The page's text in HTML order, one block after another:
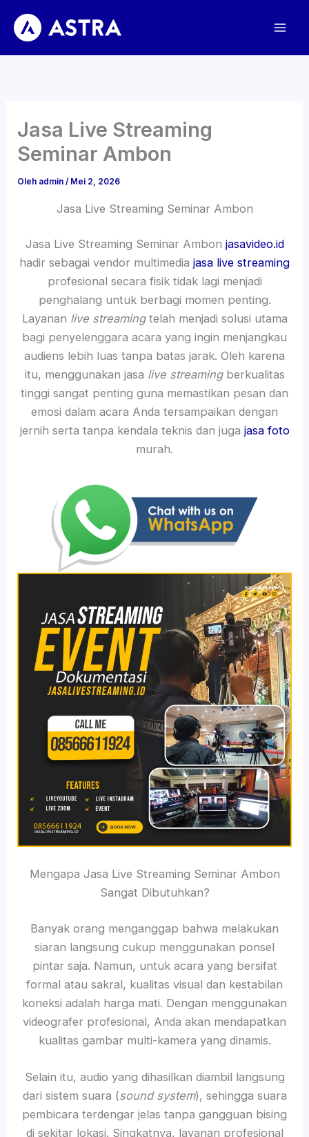
konten
Jasa Live Streaming
Seminar Ambon
Oleh admin/ Mei 2, 2026
Jasa Live Streaming Seminar Ambon
Jasa Live Streaming Seminar Ambon jasavideo.id
hadir sebagai vendor multimedia jasa live streaming
profesional secara fisik tidak lagi menjadi
penghalang untuk berbagi momen penting.
Layanan live streamingtelah menjadi solusi utama
bagi penyelenggara acara yang ingin menjangkau
audiens lebih luas tanpa batas jarak. Oleh karena
itu, menggunakan jasa live streamingberkualitas
tinggi sangat penting guna memastikan pesan dan
emosi dalam acara Anda tersampaikan dengan
jernih serta tanpa kendala teknis dan juga jasa foto
murah.
Mengapa Jasa Live Streaming Seminar Ambon
Sangat Dibutuhkan?
Banyak orang menganggap bahwa melakukan
siaran langsung cukup menggunakan ponsel
pintar saja. Namun, untuk acara yang bersifat
formal atau sakral, kualitas visual dan kestabilan
koneksi adalah harga mati. Dengan menggunakan
videografer profesional, Anda akan mendapatkan
kualitas gambar multi-kamera yang dinamis.
Selain itu, audio yang dihasilkan diambil langsung
dari sistem suara (sound system), sehingga suara
pembicara terdengar jelas tanpa gangguan bising
di sekitar lokasi. Singkatnya, layanan profesional